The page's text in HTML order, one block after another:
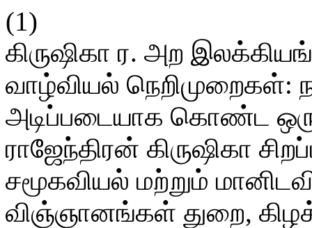
(1)
கிருஷிகா ர. அற
வாழ்வியல்
அடிப்படையாக கொண்ட
ராஜேந்திரன் கிருஷிகா
சமூகவியல் மற்றும்
விஞ்ஞானங்கள் துறை,